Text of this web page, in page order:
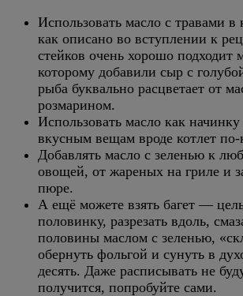
Использовать масло с травами в
как описано во вступлении к
стейков очень хорошо подходит
которому добавили сыр с
рыба буквально расцветает от
розмарином.
Использовать масло как
вкусным вещам вроде котлет по-
Добавлять масло с зеленью к
овощей, от жареных на гриле и
пюре.
А ещё можете взять багет —
половинку, разрезать вдоль,
половины маслом с зеленью,
обернуть фольгой и сунуть в
десять. Даже расписывать не
получится, попробуйте сами.